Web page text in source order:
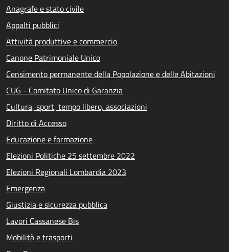
Anagrafe e stato civile
Appalti pubblici
Attività produttive e commercio
Canone Patrimoniale Unico
Censimento permanente della Popolazione e delle Abitazioni
CUG - Comitato Unico di Garanzia
Cultura, sport, tempo libero, associazioni
Diritto di Accesso
Educazione e formazione
Elezioni Politiche 25 settembre 2022
Elezioni Regionali Lombardia 2023
Emergenza
Giustizia e sicurezza pubblica
Lavori Cassanese Bis
Mobilità e trasporti